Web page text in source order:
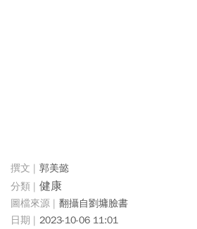
郭美懿
健康
翻攝自劉墉臉書
2023-10-06 11:01